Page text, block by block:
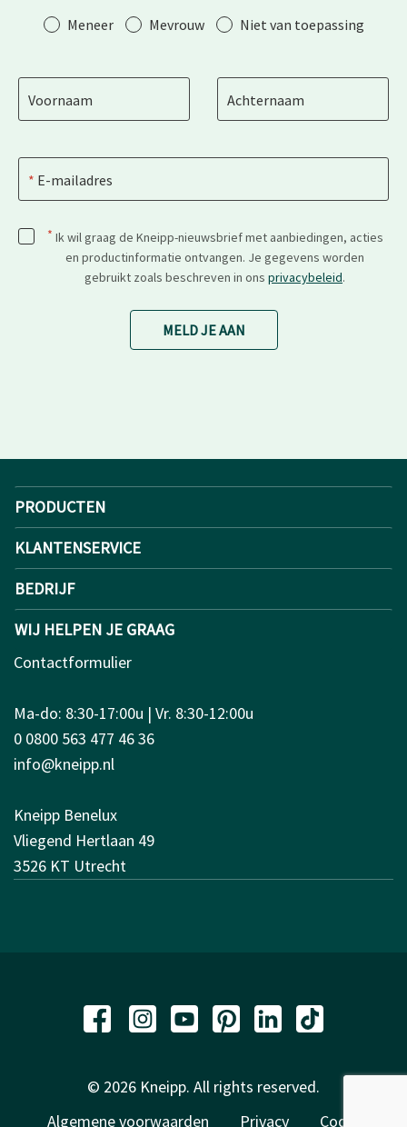
AanhefMeneer Mevrouw Niet van toepassing
Voornaam Achternaam
E-mailadres
* Ik wil graag de Kneipp-nieuwsbrief met aanbiedingen, acties
en productinformatie ontvangen. Je gegevens worden
gebruikt zoals beschreven in ons privacybeleid.
MELD JE AAN
PRODUCTEN
KLANTENSERVICE
BEDRIJF
WIJ HELPEN JE GRAAG
Contactformulier
Ma-do: 8:30-17:00u | Vr. 8:30-12:00u
0 0800 563 477 46 36
info@kneipp.nl
Kneipp Benelux
Vliegend Hertlaan 49
3526 KT Utrecht
© 2026 Kneipp. All rights reserved.
Algemene voorwaarden
Privacy Code of